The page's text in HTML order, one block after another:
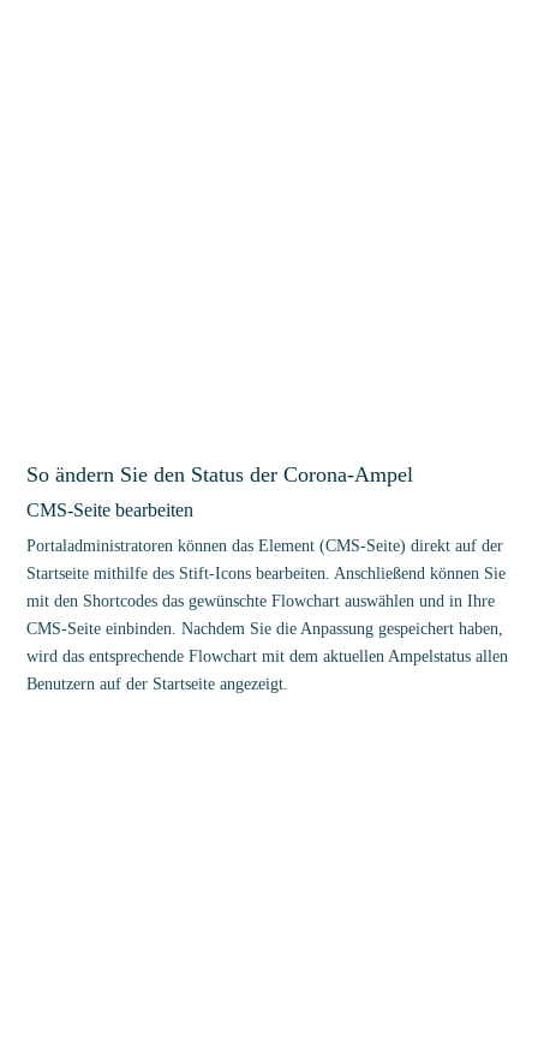
So ändern Sie den Status der Corona-Ampel
CMS-Seite bearbeiten
Portaladministratoren können das Element (CMS-Seite) direkt auf der
Startseite mithilfe des Stift-Icons bearbeiten. Anschließend können Sie
mit den Shortcodes das gewünschte Flowchart auswählen und in Ihre
CMS-Seite einbinden. Nachdem Sie die Anpassung gespeichert haben,
wird das entsprechende Flowchart mit dem aktuellen Ampelstatus allen
Benutzern auf der Startseite angezeigt.